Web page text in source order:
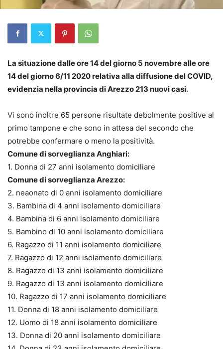
La situazione dalle ore 14 del giorno 5 novembre alle ore
14 del giorno 6/11 2020 relativa alla diffusione del COVID,
evidenzia nella provincia di Arezzo 213 nuovi casi.
Vi sono inoltre 65 persone risultate debolmente positive al
primo tampone e che sono in attesa del secondo che
potrebbe confermare o meno la positività.
Comune di sorveglianza Anghiari:
1. Donna di 27 anni isolamento domiciliare
Comune di sorveglianza Arezzo:
2. neaonato di 0 anni isolamento domiciliare
3. Bambina di 4 anni isolamento domiciliare
4. Bambina di 6 anni isolamento domiciliare
5. Bambino di 10 anni isolamento domiciliare
6. Ragazzo di 11 anni isolamento domiciliare
7. Ragazzo di 12 anni isolamento domiciliare
8. Ragazzo di 13 anni isolamento domiciliare
9. Ragazzo di 13 anni isolamento domiciliare
10. Ragazzo di 17 anni isolamento domiciliare
11. Donna di 18 anni isolamento domiciliare
12. Uomo di 18 anni isolamento domiciliare
13. Donna di 20 anni isolamento domiciliare